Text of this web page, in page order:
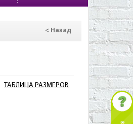
< Назад
ТАБЛИЦА РАЗМЕРОВ